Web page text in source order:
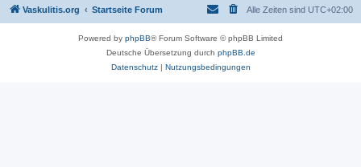
Vaskulitis.org Startseite Forum Alle Zeiten sind UTC+02:00
Powered by phpBB® Forum Software © phpBB Limited
Deutsche Übersetzung durch phpBB.de
Datenschutz| Nutzungsbedingungen